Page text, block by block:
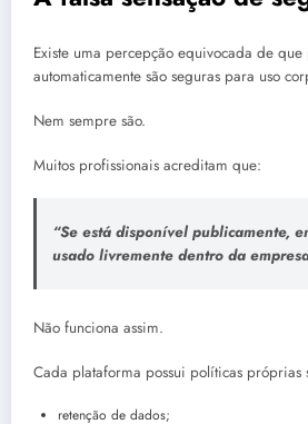
Existe uma percepção equivocada de
automaticamente são seguras para uso
Nem sempre são.
Muitos profissionais acreditam que:
“Se está disponível publicamente,
usado livremente dentro da
Não funciona assim.
Cada plataforma possui políticas próprias
retenção de dados;